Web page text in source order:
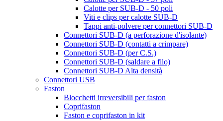
Calotte per SUB-D - 50 poli
Viti e clips per calotte SUB-D
Tappi anti-polvere per connettori SUB-D
Connettori SUB-D (a perforazione d'isolante)
Connettori SUB-D (contatti a crimpare)
Connettori SUB-D (per C.S.)
Connettori SUB-D (saldare a filo)
Connettori SUB-D Alta densità
Connettori USB
Faston
Blocchetti irreversibili per faston
Coprifaston
Faston e coprifaston in kit